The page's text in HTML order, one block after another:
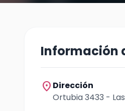
Información
location_on Dirección
Ortubia 3433 -